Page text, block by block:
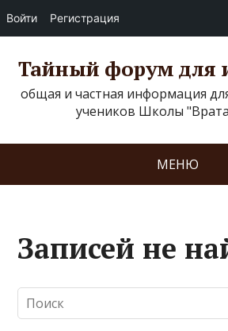
Войти Регистрация
Тайный форум для
общая и частная информация
учеников Школы
МЕНЮ
Записей не